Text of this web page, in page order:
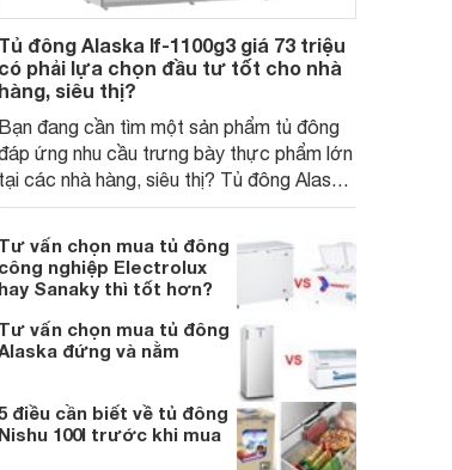
Tủ đông Alaska If-1100g3 giá 73 triệu
có phải lựa chọn đầu tư tốt cho nhà
hàng, siêu thị?
Bạn đang cần tìm một sản phẩm tủ đông
ứng nhu cầu trưng bày thực phẩm lớn
tại các nhà hàng, siêu thị? Tủ đông Alaska
1100g3 giá 73 triệu được đánh giá là
sản phẩm đáp ứng được nhu cầu của bạn
nhưng liệu có là lựa chọn đầu tư đúng
đắn? Cùng Websosanh.vn tìm hiểu ngay
Tư vấn chọn mua tủ đông
công nghiệp Electrolux
hay Sanaky thì tốt hơn?
Tư vấn chọn mua tủ đông
đứng và nằm
điều cần biết về tủ đông
Nishu 100l trước khi mua